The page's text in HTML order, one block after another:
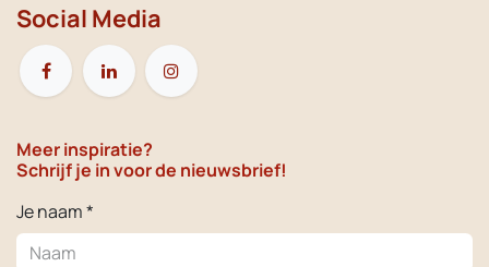
Social Media
Meer inspiratie?
Schrijf je in voor de nieuwsbrief!
Je naam *